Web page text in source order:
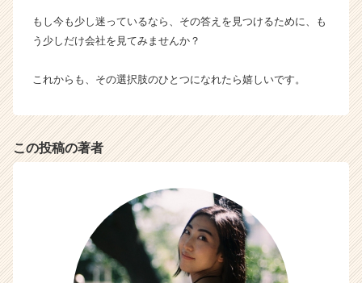
もし今も少し迷っているなら、その答えを見つけるために、も
う少しだけ会社を見てみませんか？
これからも、その選択肢のひとつになれたら嬉しいです。
この投稿の著者